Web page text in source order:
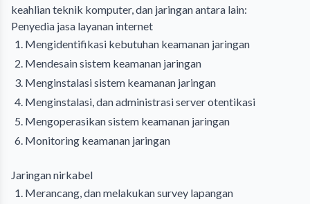
keahlian teknik komputer, dan jaringan antara lain:
Penyedia jasa layanan internet
Mengidentifikasi kebutuhan keamanan jaringan
Mendesain sistem keamanan jaringan
Menginstalasi sistem keamanan jaringan
Menginstalasi, dan administrasi server otentikasi
Mengoperasikan sistem keamanan jaringan
Monitoring keamanan jaringan
Jaringan nirkabel
Merancang, dan melakukan survey lapangan